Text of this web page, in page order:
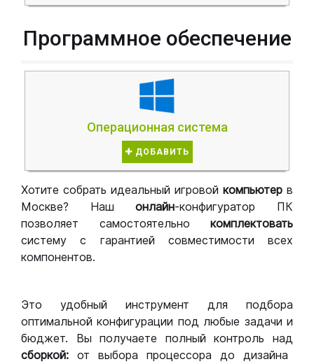
Программное обеспечение
Операционная система
ДОБАВИТЬ
Хотите собрать идеальный игровой компьютер в
Москве? Нашонлайн-конфигуратор ПК
позволяет самостоятельно комплектовать
систему с гарантией совместимости всех
компонентов.
Это удобный инструмент для подбора
оптимальной конфигурации под любые задачи и
бюджет. Вы получаете полный контроль над
сборкой: от выбора процессора до дизайна